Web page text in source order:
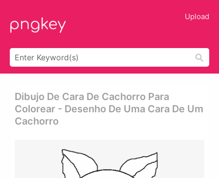
Upload
Dibujo De Cara De Cachorro Para
Colorear - Desenho De Uma Cara De Um
Cachorro